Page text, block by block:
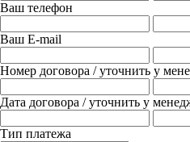
Ваш телефон
Ваш E-mail
Номер договора / уточнить у
Дата договора / уточнить у
Тип платежа